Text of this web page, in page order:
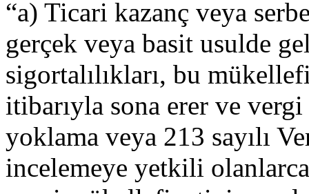
“a) Ticari kazanç veya
gerçek veya basit usulde
sigortalılıkları, bu
itibarıyla sona erer ve
yoklama veya 213 sayılı
incelemeye yetkili